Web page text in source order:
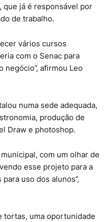
já é responsável por
de trabalho.
vários cursos
com o Senac para
afirmou Leo
numa sede adequada,
produção de
Draw e photoshop.
com um olhar de
esse projeto para a
uso dos alunos”,
tortas, uma oportunidade